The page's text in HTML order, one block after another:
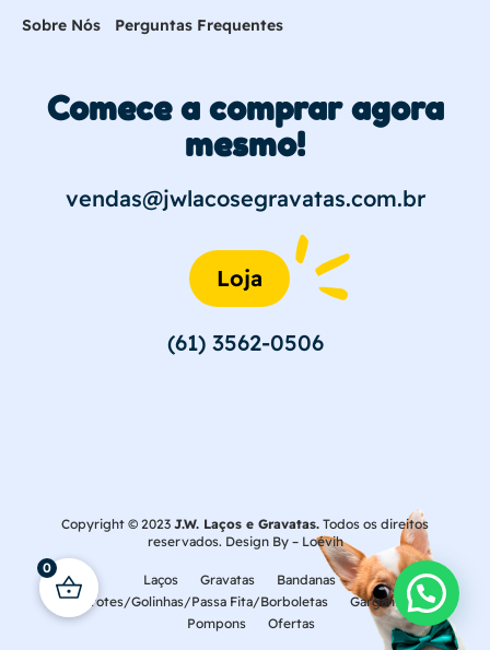
Sobre Nós Perguntas Frequentes
Comece a comprar agora
mesmo!
vendas@jwlacosegravatas.com.br
Loja
(61) 3562-0506
Copyright © 2023 J.W. Laços e Gravatas. Todos os direitos
reservados. Design By – Loévih
Laços Gravatas
Bandanas
Laçarotes/Golinhas/Passa Fita/Borboletas
Gargantilhas
Pompons
Ofertas
0